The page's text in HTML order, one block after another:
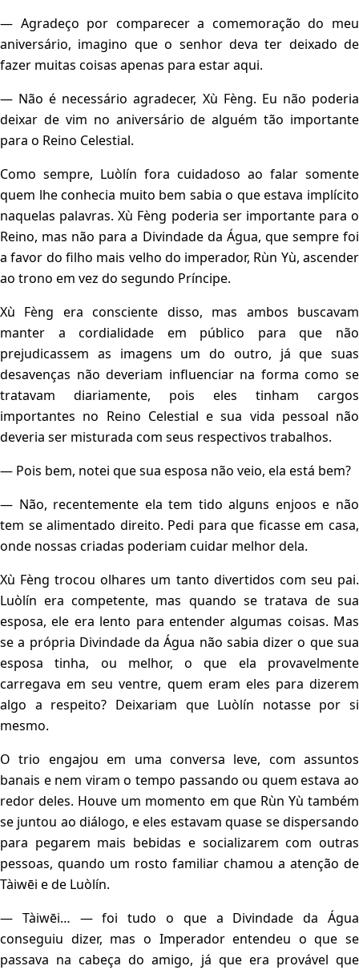
— Agradeço por comparecer a comemoração do meu
aniversário, imagino que o senhor deva ter deixado de
fazer muitas coisas apenas para estar aqui.
— Não é necessário agradecer, Xù Fèng. Eu não poderia
deixar de vim no aniversário de alguém tão importante
para o Reino Celestial.
Como sempre, Luòlín fora cuidadoso ao falar somente
quem lhe conhecia muito bem sabia o que estava implícito
naquelas palavras. Xù Fèng poderia ser importante para o
Reino, mas não para a Divindade da Água, que sempre foi
a favor do filho mais velho do imperador, Rùn Yù, ascender
ao trono em vez do segundo Príncipe.
Xù Fèng era consciente disso, mas ambos buscavam
manter a cordialidade em público para que não
prejudicassem as imagens um do outro, já que suas
desavenças não deveriam influenciar na forma como se
tratavam diariamente, pois eles tinham cargos
importantes no Reino Celestial e sua vida pessoal não
deveria ser misturada com seus respectivos trabalhos.
— Pois bem, notei que sua esposa não veio, ela está bem?
— Não, recentemente ela tem tido alguns enjoos e não
tem se alimentado direito. Pedi para que ficasse em casa,
onde nossas criadas poderiam cuidar melhor dela.
Xù Fèng trocou olhares um tanto divertidos com seu pai.
Luòlín era competente, mas quando se tratava de sua
esposa, ele era lento para entender algumas coisas. Mas
se a própria Divindade da Água não sabia dizer o que sua
esposa tinha, ou melhor, o que ela provavelmente
carregava em seu ventre, quem eram eles para dizerem
algo a respeito? Deixariam que Luòlín notasse por si
mesmo.
O trio engajou em uma conversa leve, com assuntos
banais e nem viram o tempo passando ou quem estava ao
redor deles. Houve um momento em que Rùn Yù também
se juntou ao diálogo, e eles estavam quase se dispersando
para pegarem mais bebidas e socializarem com outras
pessoas, quando um rosto familiar chamou a atenção de
Tàiwēi e de Luòlín.
— Tàiwēi… — foi tudo o que a Divindade da Água
conseguiu dizer, mas o Imperador entendeu o que se
passava na cabeça do amigo, já que era provável que